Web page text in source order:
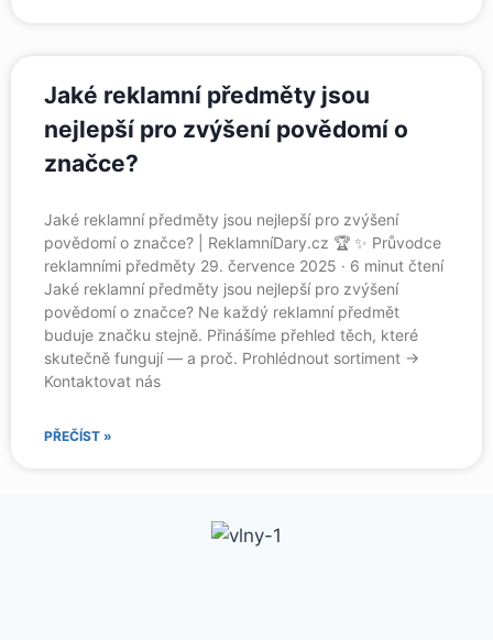
Jaké reklamní předměty jsou
nejlepší pro zvýšení povědomí o
značce?
Jaké reklamní předměty jsou nejlepší pro zvýšení
povědomí o značce? | ReklamníDary.cz 🏆 ✨ Průvodce
reklamními předměty 29. července 2025 · 6 minut čtení
Jaké reklamní předměty jsou nejlepší pro zvýšení
povědomí o značce? Ne každý reklamní předmět
buduje značku stejně. Přinášíme přehled těch, které
skutečně fungují — a proč. Prohlédnout sortiment →
Kontaktovat nás
PŘEČÍST »